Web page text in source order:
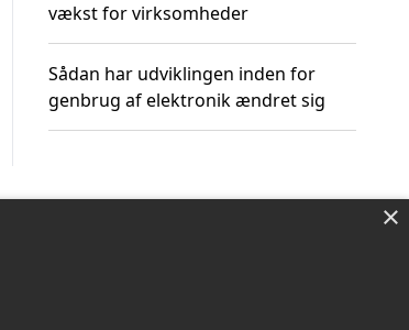
vækst for virksomheder
Sådan har udviklingen inden for
genbrug af elektronik ændret sig
×